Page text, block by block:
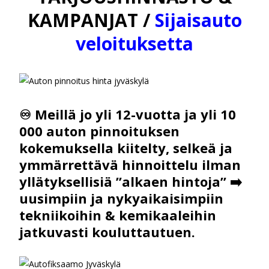
KAMPANJAT / Sijaisauto
veloituksetta
♾️ Meillä jo yli 12-vuotta ja yli 10
000 auton pinnoituksen
kokemuksella kiitelty, selkeä ja
ymmärrettävä hinnoittelu ilman
yllätyksellisiä ”alkaen hintoja” ➡️
uusimpiin ja nykyaikaisimpiin
tekniikoihin & kemikaaleihin
jatkuvasti kouluttautuen.
Luottopäätös heti 24/7
LUE LISÄÄ JA AVAA TILI >>>